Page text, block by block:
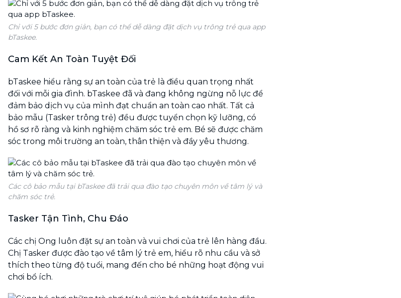
Chỉ với 5 bước đơn giản, bạn có thể dễ dàng đặt dịch vụ trông trẻ qua app
bTaskee.
Cam Kết An Toàn Tuyệt Đối
bTaskee hiểu rằng sự an toàn của trẻ là điều quan trọng nhất
đối với mỗi gia đình. bTaskee đã và đang không ngừng nỗ lực để
đảm bảo dịch vụ của mình đạt chuẩn an toàn cao nhất. Tất cả
bảo mẫu (Tasker trông trẻ) đều được tuyển chọn kỹ lưỡng, có
hồ sơ rõ ràng và kinh nghiệm chăm sóc trẻ em. Bé sẽ được chăm
sóc trong môi trường an toàn, thân thiện và đầy yêu thương.
Các cô bảo mẫu tại bTaskee đã trải qua đào tạo chuyên môn về tâm lý và
chăm sóc trẻ.
Tasker Tận Tình, Chu Đáo
Các chị Ong luôn đặt sự an toàn và vui chơi của trẻ lên hàng đầu.
Chị Tasker được đào tạo về tâm lý trẻ em, hiểu rõ nhu cầu và sở
thích theo từng độ tuổi, mang đến cho bé những hoạt động vui
chơi bổ ích.